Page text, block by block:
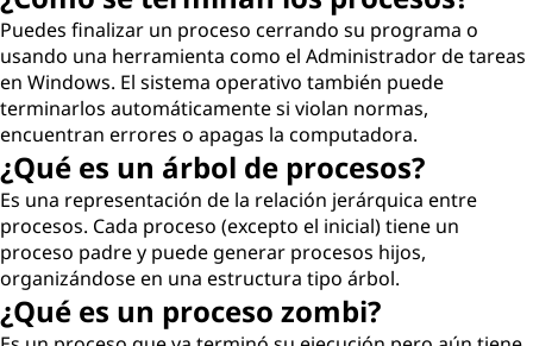
Puedes finalizar un proceso cerrando su programa o
usando una herramienta como el Administrador de tareas
en Windows. El sistema operativo también puede
terminarlos automáticamente si violan normas,
encuentran errores o apagas la computadora.
¿Qué es un árbol de procesos?
Es una representación de la relación jerárquica entre
procesos. Cada proceso (excepto el inicial) tiene un
proceso padre y puede generar procesos hijos,
organizándose en una estructura tipo árbol.
¿Qué es un proceso zombi?